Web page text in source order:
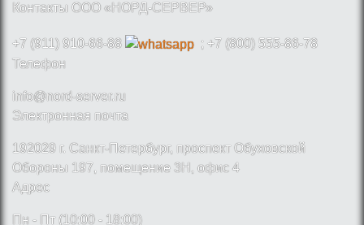
Контакты ООО «НОРД-СЕРВЕР»
+7 (911) 910-66-88
; +7 (800) 555-86-78
Телефон
info@nord-server.ru
Электронная почта
192029 г. Санкт-Петербург, проспект Обуховской
Обороны 197, помещение 3Н, офис 4
Адрес
Пн - Пт (10:00 - 18:00)